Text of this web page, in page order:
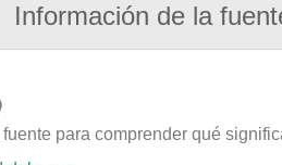
Información de la
para comprender qué